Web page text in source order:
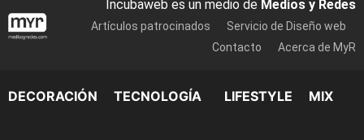
Incubaweb es un medio de Medios y Redes
Artículos patrocinados
Servicio de Diseño web
Contacto
Acerca de MyR
DECORACIÓN TECNOLOGÍA LIFESTYLE MIX